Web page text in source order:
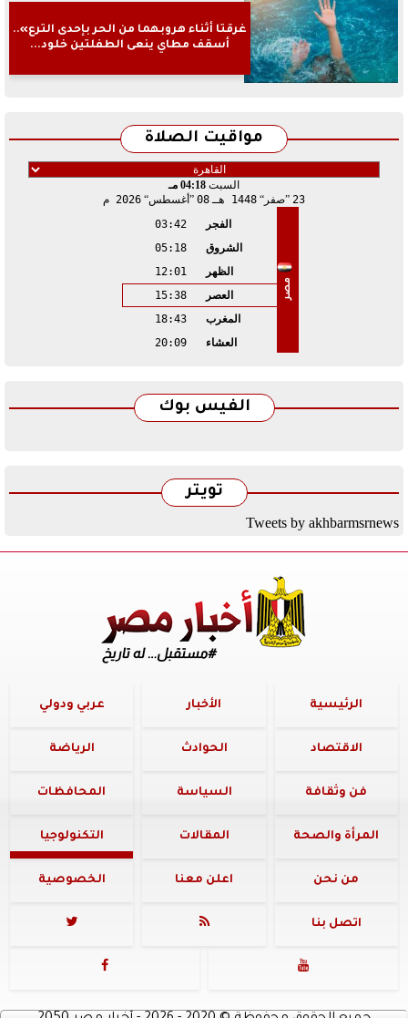
غرقتا أثناء هروبهما من الحر بإحدى الترع»..
أسقف مطاي ينعى الطفلتين خلود...
مواقيت الصلاة
السبت 04:18 مـ
23 صفر 1448 هـ 08 أغسطس 2026 م
مصر
الفجر
03:42
الشروق
05:18
الظهر
12:01
العصر
15:38
المغرب
18:43
العشاء
20:09
الفيس بوك
تويتر
Tweets by akhbarmsrnews
الرئيسية الأخبار عربي ودولي
الاقتصاد الحوادث الرياضة
فن وثقافة السياسة المحافظات
المرأة والصحة المقالات التكنولوجيا
من نحن اعلن معنا الخصوصية
اتصل بنا 


